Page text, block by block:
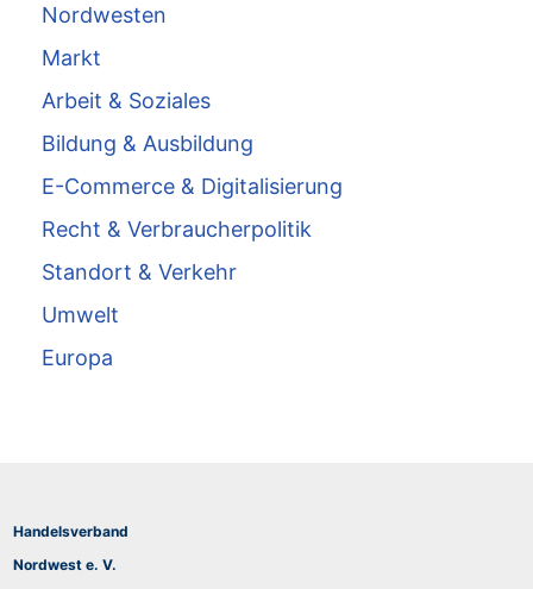
Nordwesten
Markt
Arbeit & Soziales
Bildung & Ausbildung
E-Commerce & Digitalisierung
Recht & Verbraucherpolitik
Standort & Verkehr
Umwelt
Europa
Handelsverband
Nordwest e. V.